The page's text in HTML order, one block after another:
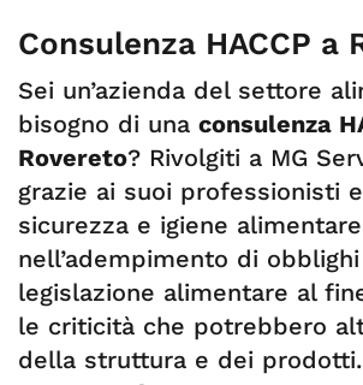
Consulenza HACCP a
Sei un’azienda del settore
bisogno di una consulenza
Rovereto? Rivolgiti a MG
grazie ai suoi professionisti
sicurezza e igiene
nell’adempimento di
legislazione alimentare al
le criticità che potrebbero
della struttura e dei